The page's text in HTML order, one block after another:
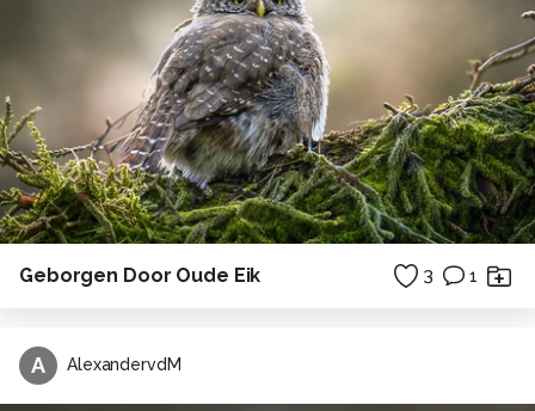
Geborgen Door Oude Eik 3 1
A AlexandervdM